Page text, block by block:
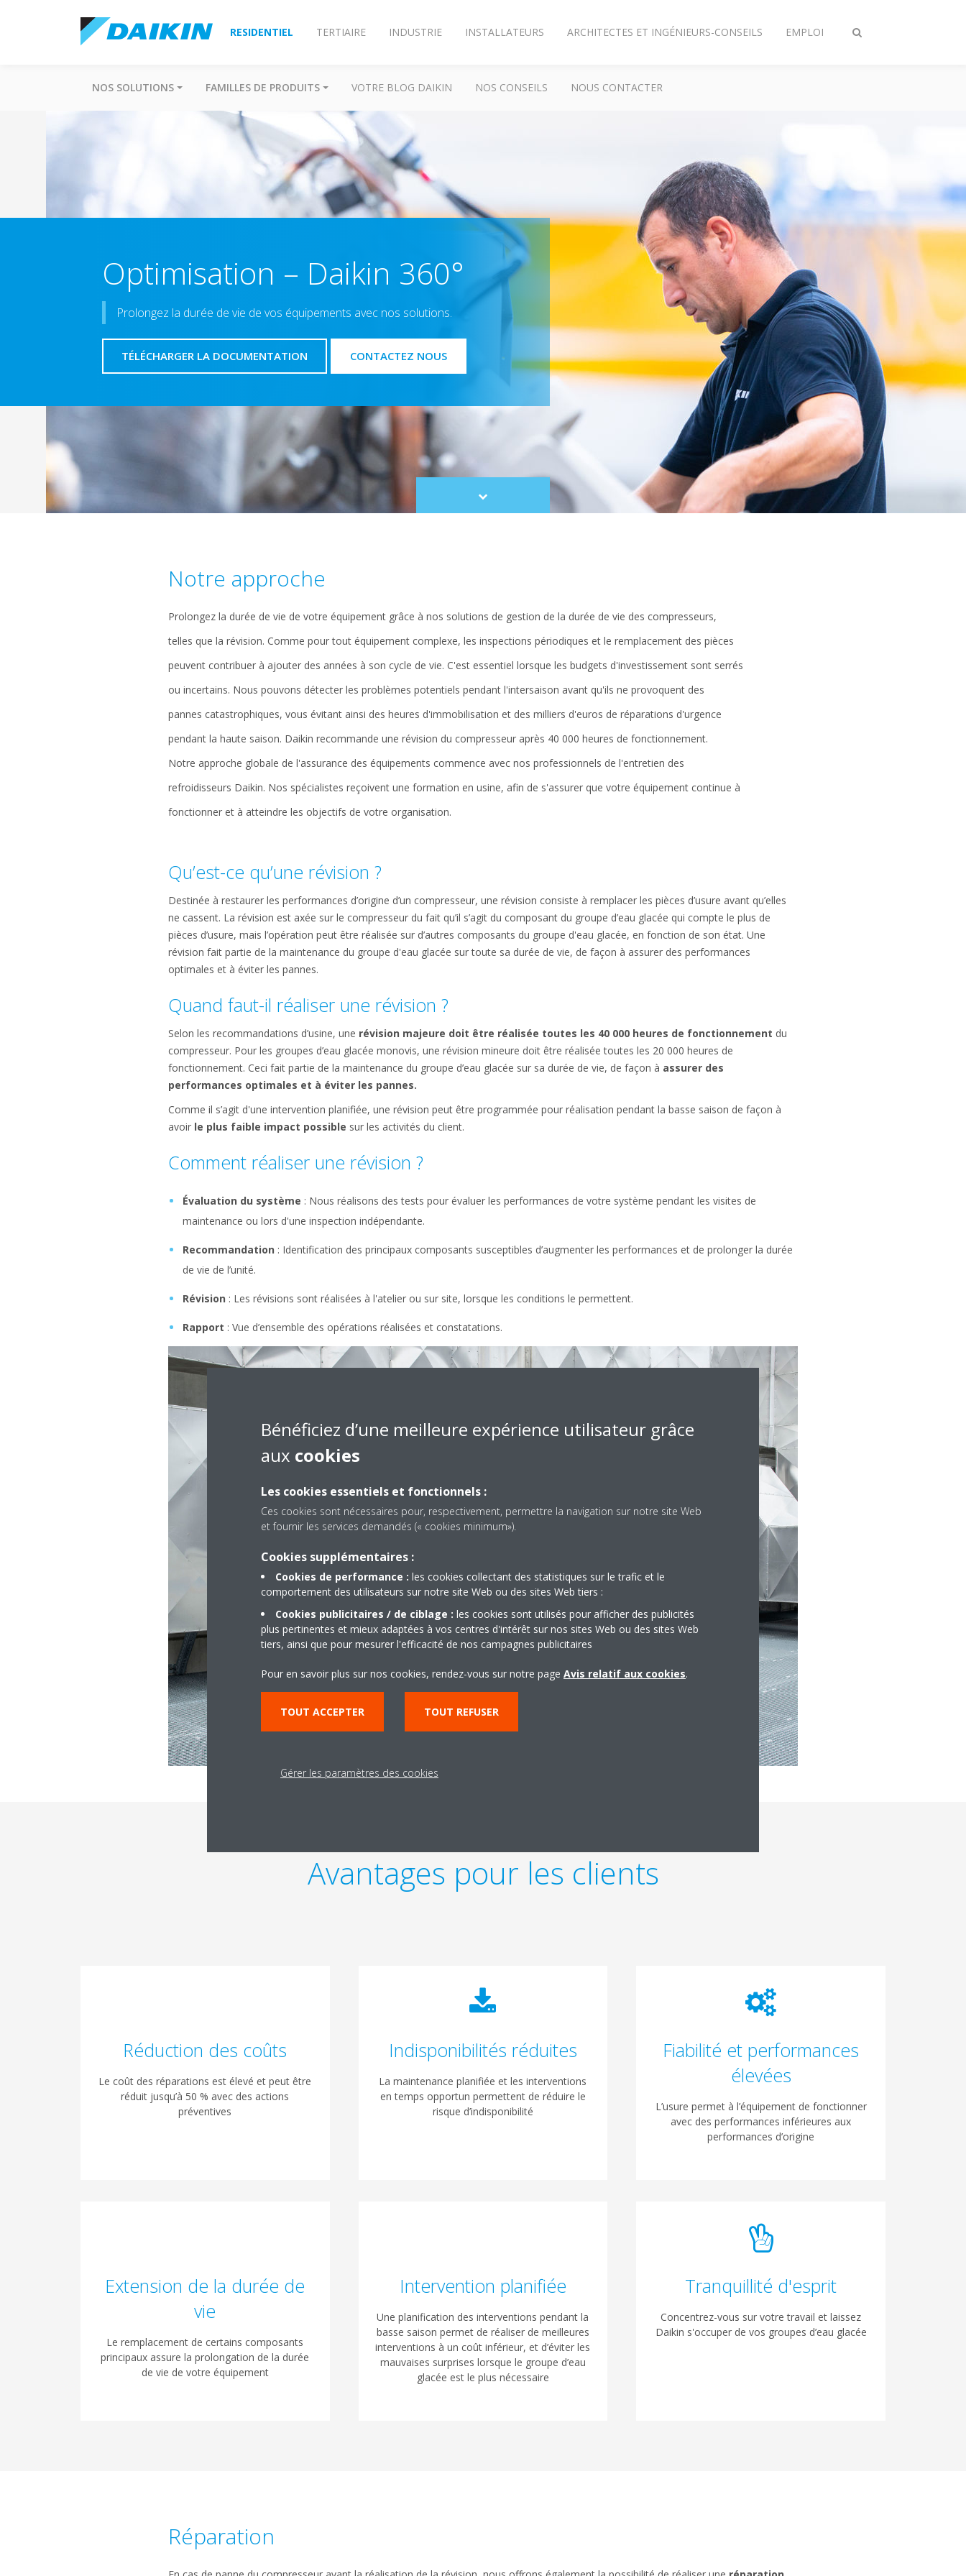
Afficher/masquer
RESIDENTIEL TERTIAIRE INDUSTRIE INSTALLATEURS ARCHITECTES ET INGÉNIEURS-CONSEILS EMPLOI
NOS SOLUTIONS FAMILLES DE PRODUITS VOTRE BLOG DAIKIN NOS CONSEILS NOUS CONTACTER
Optimisation – Daikin 360​°
Prolongez la durée de vie de vos équipements avec nos solutions.
TÉLÉCHARGER LA DOCUMENTATION CONTACTEZ NOUS
Scroll
to
Notre approche
Prolongez la durée de vie de votre équipement grâce à nos solutions de gestion de la durée de vie des compresseurs,
telles que la révision. Comme pour tout équipement complexe, les inspections périodiques et le remplacement des pièces
peuvent contribuer à ajouter des années à son cycle de vie. C'est essentiel lorsque les budgets d'investissement sont serrés
ou incertains. Nous pouvons détecter les problèmes potentiels pendant l'intersaison avant qu'ils ne provoquent des
pannes catastrophiques, vous évitant ainsi des heures d'immobilisation et des milliers d'euros de réparations d'urgence
pendant la haute saison. Daikin recommande une révision du compresseur après 40 000 heures de fonctionnement.
Notre approche globale de l'assurance des équipements commence avec nos professionnels de l'entretien des
refroidisseurs Daikin. Nos spécialistes reçoivent une formation en usine, afin de s'assurer que votre équipement continue à
fonctionner et à atteindre les objectifs de votre organisation.
Qu’est-ce qu’une révision ?
Destinée à restaurer les performances d’origine d’un compresseur, une révision consiste à remplacer les pièces d’usure avant qu’elles
ne cassent. La révision est axée sur le compresseur du fait qu’il s’agit du composant du groupe d’eau glacée qui compte le plus de
pièces d’usure, mais l’opération peut être réalisée sur d’autres composants du groupe d'eau glacée, en fonction de son état. Une
révision fait partie de la maintenance du groupe d'eau glacée sur toute sa durée de vie, de façon à assurer des performances
optimales et à éviter les pannes.
Quand faut-il réaliser une révision ?
Selon les recommandations d’usine, une révision majeure doit être réalisée toutes les 40 000 heures de fonctionnement du
compresseur. Pour les groupes d’eau glacée monovis, une révision mineure doit être réalisée toutes les 20 000 heures de
fonctionnement. Ceci fait partie de la maintenance du groupe d’eau glacée sur sa durée de vie, de façon à assurer des
performances optimales et à éviter les pannes.
Comme il s’agit d'une intervention planifiée, une révision peut être programmée pour réalisation pendant la basse saison de façon à
avoir le plus faible impact possible sur les activités du client.
Comment réaliser une révision ?
Évaluation du système : Nous réalisons des tests pour évaluer les performances de votre système pendant les visites de
maintenance ou lors d'une inspection indépendante.
Recommandation : Identification des principaux composants susceptibles d’augmenter les performances et de prolonger la durée
de vie de l’unité.
Révision : Les révisions sont réalisées à l'atelier ou sur site, lorsque les conditions le permettent.
Rapport : Vue d’ensemble des opérations réalisées et constatations.
Avantages pour les clients
Réduction des coûts
Le coût des réparations est élevé et peut être
réduit jusqu’à 50 % avec des actions
préventives
Indisponibilités réduites
La maintenance planifiée et les interventions
en temps opportun permettent de réduire le
risque d’indisponibilité
Fiabilité et performances
élevées
L’usure permet à l’équipement de fonctionner
avec des performances inférieures aux
performances d’origine
Extension de la durée de
vie
Le remplacement de certains composants
principaux assure la prolongation de la durée
de vie de votre équipement
Intervention planifiée
Une planification des interventions pendant la
basse saison permet de réaliser de meilleures
interventions à un coût inférieur, et d’éviter les
mauvaises surprises lorsque le groupe d’eau
glacée est le plus nécessaire
Tranquillité d'esprit
Concentrez-vous sur votre travail et laissez
Daikin s'occuper de vos groupes d’eau glacée
Réparation
Bénéficiez d’une meilleure expérience utilisateur grâce
aux cookies
Les cookies essentiels et fonctionnels :
Ces cookies sont nécessaires pour, respectivement, permettre la navigation sur notre site Web
et fournir les services demandés (« cookies minimum»).
Cookies supplémentaires :
Cookies de performance : les cookies collectant des statistiques sur le trafic et le
comportement des utilisateurs sur notre site Web ou des sites Web tiers :
Cookies publicitaires / de ciblage : les cookies sont utilisés pour afficher des publicités
plus pertinentes et mieux adaptées à vos centres d'intérêt sur nos sites Web ou des sites Web
tiers, ainsi que pour mesurer l'efficacité de nos campagnes publicitaires
Pour en savoir plus sur nos cookies, rendez-vous sur notre page Avis relatif aux cookies.
TOUT ACCEPTER TOUT REFUSER
Gérer les paramètres des cookies